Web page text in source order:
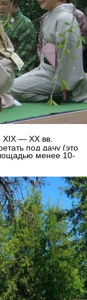
XIX — XX вв.
под дачу (это
менее 10-